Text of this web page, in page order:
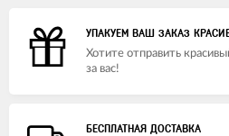
УПАКУЕМ ВАШ ЗАКАЗ
Хотите отправить
за вас!
БЕСПЛАТНАЯ ДОСТАВКА